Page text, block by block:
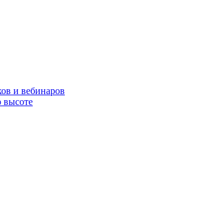
и вебинаров
высоте